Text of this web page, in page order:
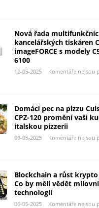
Nová řada
kancelářských tiskáren
imageFORCE s modely
6100
12-05-2025 Komentáře nejsou
Domácí pec na pizzu
CPZ-120 promění vaši
italskou pizzerii
09-05-2025 Komentáře nejsou
Blockchain a růst
Co by měli vědět
technologií
06-05-2025 Komentáře nejsou